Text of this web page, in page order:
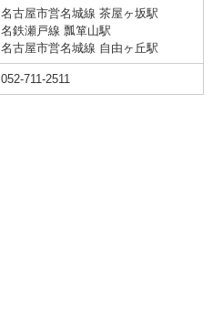
名古屋市営名城線 茶屋ヶ坂駅
名鉄瀬戸線 瓢箪山駅
名古屋市営名城線 自由ヶ丘駅
052-711-2511